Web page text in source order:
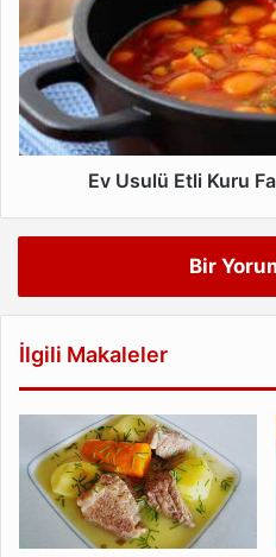
Kuru
Fasulye
Nasıl
Yapılır?
Ev Usulü Etli Kuru
Bir
İlgili Makaleler